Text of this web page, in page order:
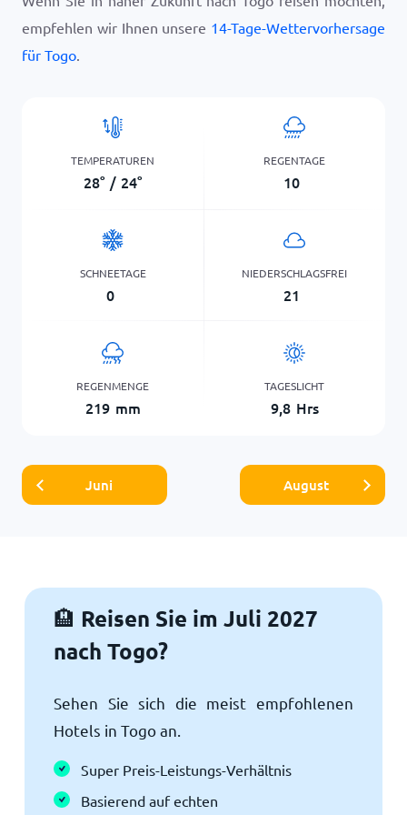
empfehlen wir Ihnen unsere 14-Tage-Wettervorhersage
für Togo.
TEMPERATUREN
28° / 24°
REGENTAGE
10
SCHNEETAGE
0
NIEDERSCHLAGSFREI
21
REGENMENGE
219 mm
TAGESLICHT
9,8 Hrs
Juni August
🏨 Reisen Sie im Juli 2027
nach Togo?
Sehen Sie sich die meist empfohlenen
Hotels in Togo an.
Super Preis-Leistungs-Verhältnis
Basierend auf echten